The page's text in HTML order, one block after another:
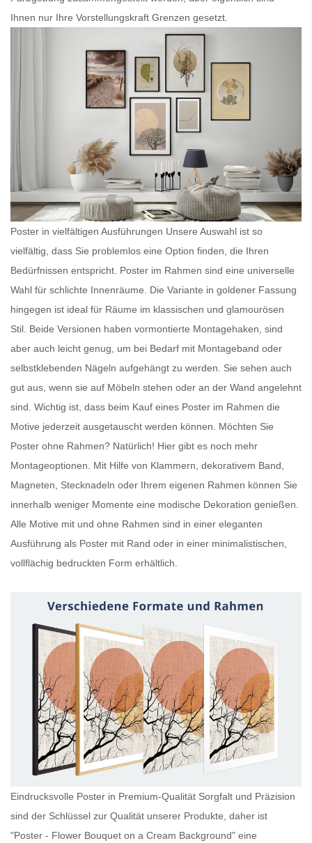
Ihnen nur Ihre Vorstellungskraft Grenzen gesetzt.
Poster in vielfältigen Ausführungen Unsere Auswahl ist so
vielfältig, dass Sie problemlos eine Option finden, die Ihren
Bedürfnissen entspricht. Poster im Rahmen sind eine universelle
Wahl für schlichte Innenräume. Die Variante in goldener Fassung
hingegen ist ideal für Räume im klassischen und glamourösen
Stil. Beide Versionen haben vormontierte Montagehaken, sind
aber auch leicht genug, um bei Bedarf mit Montageband oder
selbstklebenden Nägeln aufgehängt zu werden. Sie sehen auch
gut aus, wenn sie auf Möbeln stehen oder an der Wand angelehnt
sind. Wichtig ist, dass beim Kauf eines Poster im Rahmen die
Motive jederzeit ausgetauscht werden können. Möchten Sie
Poster ohne Rahmen? Natürlich! Hier gibt es noch mehr
Montageoptionen. Mit Hilfe von Klammern, dekorativem Band,
Magneten, Stecknadeln oder Ihrem eigenen Rahmen können Sie
innerhalb weniger Momente eine modische Dekoration genießen.
Alle Motive mit und ohne Rahmen sind in einer eleganten
Ausführung als Poster mit Rand oder in einer minimalistischen,
vollflächig bedruckten Form erhältlich.
Eindrucksvolle Poster in Premium-Qualität Sorgfalt und Präzision
sind der Schlüssel zur Qualität unserer Produkte, daher ist
"Poster - Flower Bouquet on a Cream Background" eine